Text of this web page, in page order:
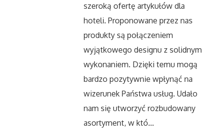
Inne Usługi
Noclegi
Hotele i Noclegi
Podróże
Wypoczynek
szeroką ofertę artykułów dla
hoteli. Proponowane przez nas
produkty są połączeniem
wyjątkowego designu z solidnym
wykonaniem. Dzięki temu mogą
bardzo pozytywnie wpłynąć na
wizerunek Państwa usług. Udało
nam się utworzyć rozbudowany
asortyment, w któ...